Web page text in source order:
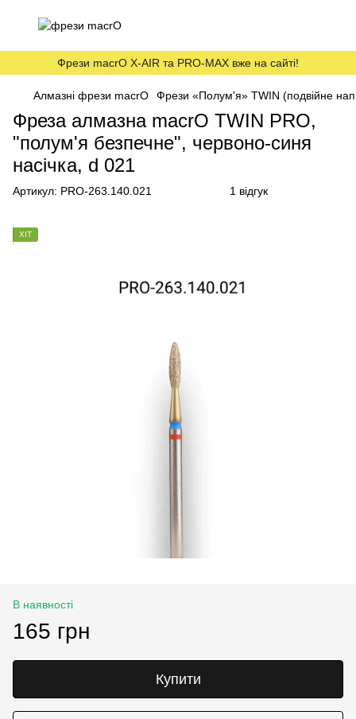
Фрези macrO X-AIR та PRO-MAX вже на сайті!
Алмазні фрези macrO Фрези «Полум'я» TWIN (подвійне
Фреза алмазна macrO TWIN PRO,
"полум'я безпечне", червоно-синя
насічка, d 021
Артикул: PRO-263.140.021 1 відгук
ХІТ
В наявності
165 грн
Купити